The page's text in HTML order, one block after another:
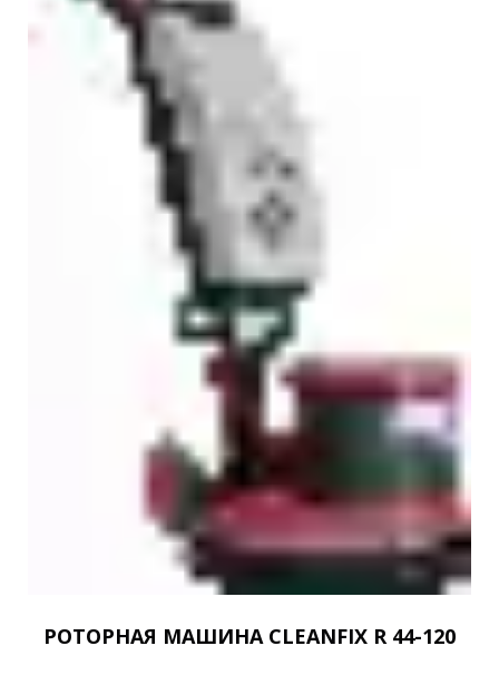
РОТОРНАЯ МАШИНА CLEANFIX R 44-120